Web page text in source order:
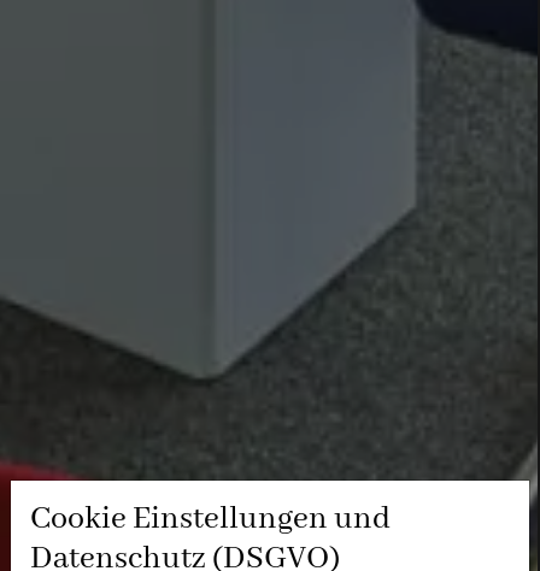
Cookie Einstellungen und
Datenschutz (DSGVO)